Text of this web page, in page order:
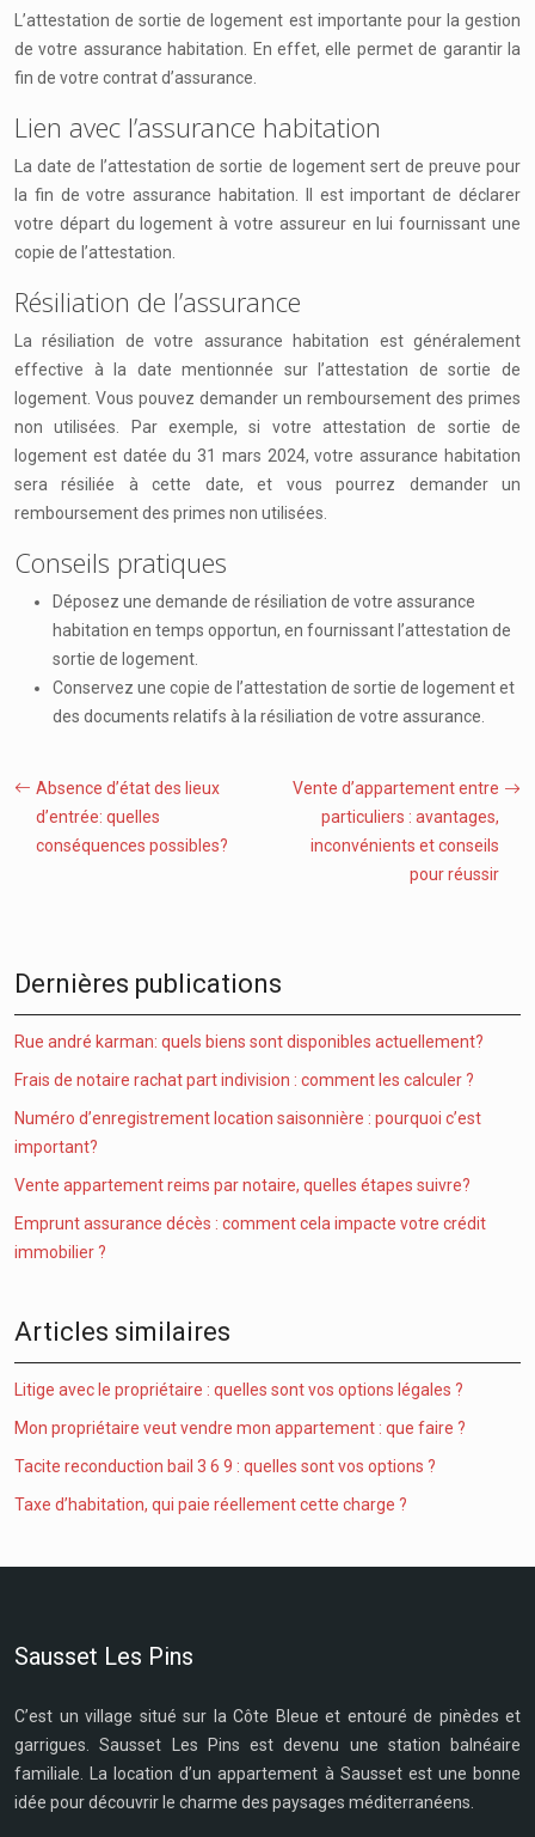
L’attestation de sortie de logement est importante pour la gestion
de votre assurance habitation. En effet, elle permet de garantir la
fin de votre contrat d’assurance.
Lien avec l’assurance habitation
La date de l’attestation de sortie de logement sert de preuve pour
la fin de votre assurance habitation. Il est important de déclarer
votre départ du logement à votre assureur en lui fournissant une
copie de l’attestation.
Résiliation de l’assurance
La résiliation de votre assurance habitation est généralement
effective à la date mentionnée sur l’attestation de sortie de
logement. Vous pouvez demander un remboursement des primes
non utilisées. Par exemple, si votre attestation de sortie de
logement est datée du 31 mars 2024, votre assurance habitation
sera résiliée à cette date, et vous pourrez demander un
remboursement des primes non utilisées.
Conseils pratiques
Déposez une demande de résiliation de votre assurance
habitation en temps opportun, en fournissant l’attestation de
sortie de logement.
Conservez une copie de l’attestation de sortie de logement et
des documents relatifs à la résiliation de votre assurance.
Absence d’état des lieux
d’entrée: quelles
conséquences possibles?
Vente d’appartement entre
particuliers : avantages,
inconvénients et conseils
pour réussir
Dernières publications
Rue andré karman: quels biens sont disponibles actuellement?
Frais de notaire rachat part indivision : comment les calculer ?
Numéro d’enregistrement location saisonnière : pourquoi c’est
important?
Vente appartement reims par notaire, quelles étapes suivre?
Emprunt assurance décès : comment cela impacte votre crédit
immobilier ?
Articles similaires
Litige avec le propriétaire : quelles sont vos options légales ?
Mon propriétaire veut vendre mon appartement : que faire ?
Tacite reconduction bail 3 6 9 : quelles sont vos options ?
Taxe d’habitation, qui paie réellement cette charge ?
Sausset Les Pins
C’est un village situé sur la Côte Bleue et entouré de pinèdes et
garrigues. Sausset Les Pins est devenu une station balnéaire
familiale. La location d’un appartement à Sausset est une bonne
idée pour découvrir le charme des paysages méditerranéens.